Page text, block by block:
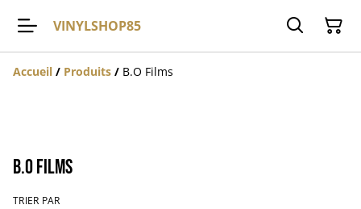
VINYLSHOP85
Accueil / Produits / B.O Films
B.O Films
TRIER PAR